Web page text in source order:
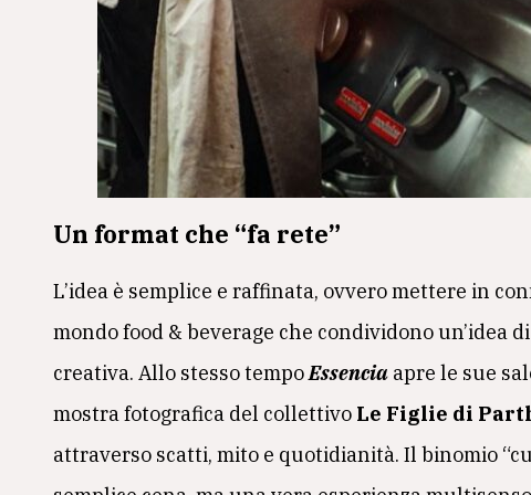
Un format che “fa rete”
L’idea è semplice e raffinata, ovvero mettere in
mondo food & beverage che condividono un’idea
creativa. Allo stesso tempoEssencia apre le sue
mostra fotografica del collettivo Le Figlie di
attraverso scatti, mito e quotidianità. Il binomio